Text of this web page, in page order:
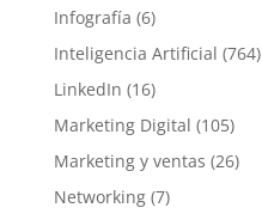
Infografía (6)
Inteligencia Artificial (764)
LinkedIn (16)
Marketing Digital (105)
Marketing y ventas (26)
Networking(7)